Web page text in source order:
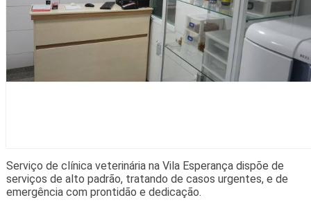
Serviço de clínica veterinária na Vila Esperança dispõe de
serviços de alto padrão, tratando de casos urgentes, e de
emergência com prontidão e dedicação.